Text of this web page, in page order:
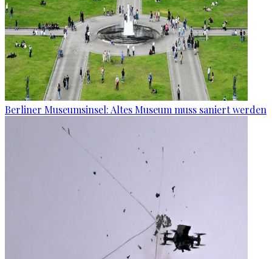
Berliner Museumsinsel: Altes Museum muss saniert werden